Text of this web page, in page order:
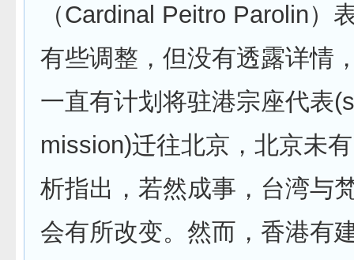
（Cardinal Peitro Parolin）
有些调整，但没有透露详情
一直有计划将驻港宗座代表
mission)迁往北京，北京未
析指出，若然成事，台湾与
会有所改变。然而，香港有